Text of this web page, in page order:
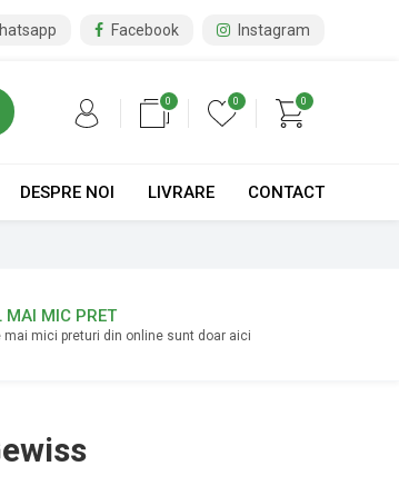
Facebook Instagram
0
0
0
CONTACT
LIVRARE
DESPRE NOI
MAI MIC PRET
mai mici preturi din online sunt doar aici